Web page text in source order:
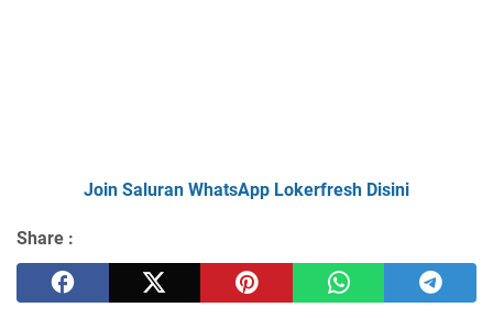
Join Saluran WhatsApp Lokerfresh Disini
Share :